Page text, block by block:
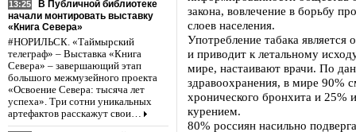
13:25
В Публичной библиотеке
начали монтировать выставку
«Книга Севера»
#НОРИЛЬСК. «Таймырский
телеграф» – Выставка «Книга
Севера» – завершающий этап
большого межмузейного проекта
«Освоение Севера: тысяча лет
успеха». Три сотни уникальных
артефактов расскажут свои…
закона, вовлечение в борьбу
слоев населения.
Употребление табака
и приводит к летальному
мире, настаивают врачи. По
здравоохранения, в мире 90%
хронического бронхита и 25%
курением.
80% россиян насильно